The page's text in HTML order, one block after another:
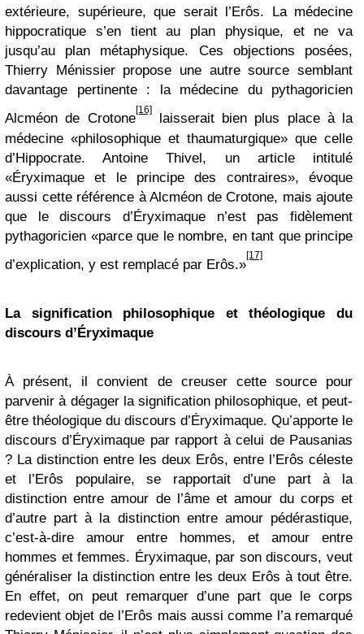
extérieure, supérieure, que serait l’Erôs. La médecine
hippocratique s’en tient au plan physique, et ne va
jusqu’au plan métaphysique. Ces objections posées,
Thierry Ménissier propose une autre source semblant
davantage pertinente : la médecine du pythagoricien
Alcméon de Crotone
[16]
laisserait bien plus place à la
médecine «philosophique et thaumaturgique» que celle
d’Hippocrate. Antoine Thivel, un article intitulé
«Éryximaque et le principe des contraires», évoque
aussi cette référence à Alcméon de Crotone, mais ajoute
que le discours d’Éryximaque n’est pas fidèlement
pythagoricien «parce que le nombre, en tant que principe
d’explication, y est remplacé par Erôs.»
[17]
La signification philosophique et théologique du
discours d’Éryximaque
À présent, il convient de creuser cette source pour
parvenir à dégager la signification philosophique, et peut-
être théologique du discours d’Éryximaque. Qu’apporte le
discours d’Éryximaque par rapport à celui de Pausanias
? La distinction entre les deux Erôs, entre l’Erôs céleste
et l’Erôs populaire, se rapportait d’une part à la
distinction entre amour de l’âme et amour du corps et
d’autre part à la distinction entre amour pédérastique,
c’est-à-dire amour entre hommes, et amour entre
hommes et femmes. Éryximaque, par son discours, veut
généraliser la distinction entre les deux Erôs à tout être.
En effet, on peut remarquer d’une part que le corps
redevient objet de l’Erôs mais aussi comme l’a remarqué